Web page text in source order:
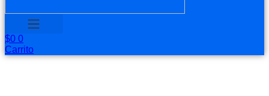
$0 0
Carrito